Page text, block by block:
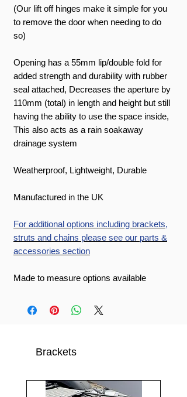
(Our lift off hinges make it simple for you
to remove the door when needing to do
so)
Opening has a 55mm lip/double fold for
added strength and durability with rubber
seal attached, Decreases the aperture by
110mm (total) in length and height but still
having the ability to use the space inside,
This also acts as a rain soakaway
drainage system
Weatherproof, Lightweight, Durable
Manufactured in the UK
For additional options including brackets,
struts and chains please see our parts &
accessories section
Made to measure options available
Brackets